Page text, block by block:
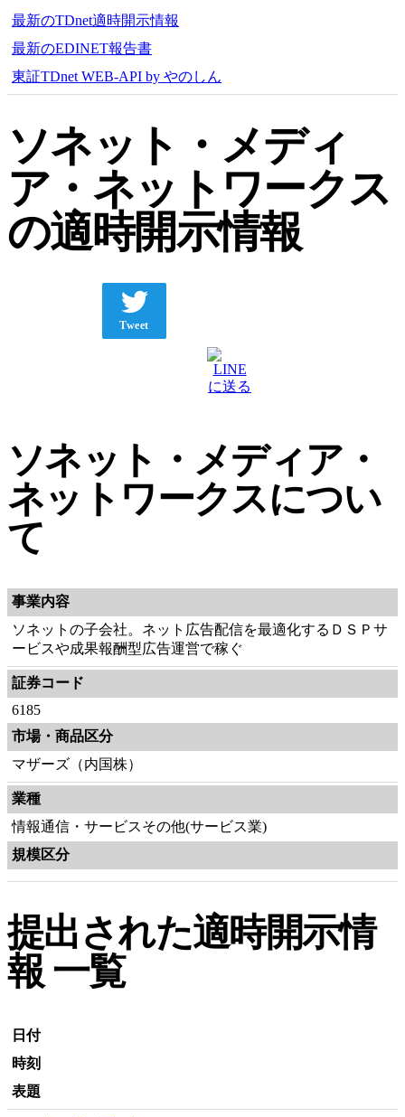
最新のTDnet適時開示情報
最新のEDINET報告書
東証TDnet WEB-API by やのしん
ソネット・メディ
ア・ネットワークス
の適時開示情報
Tweet
ソネット・メディア・
ネットワークスについ
て
事業内容
ソネットの子会社。ネット広告配信を最適化するＤＳＰサ
ービスや成果報酬型広告運営で稼ぐ
証券コード
6185
市場・商品区分
マザーズ（内国株）
業種
情報通信・サービスその他(サービス業)
規模区分
提出された適時開示情
報 一覧
日付
時刻
表題